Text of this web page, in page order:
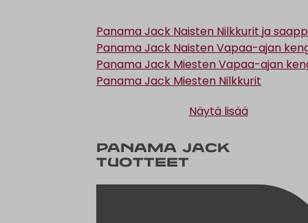
Panama Jack Naisten Nilkkurit ja
Panama Jack Naisten Vapaa-ajan
Panama Jack Miesten Vapaa-ajan
Panama Jack Miesten Nilkkurit
Näytä lisää
Panama Jack
tuotteet